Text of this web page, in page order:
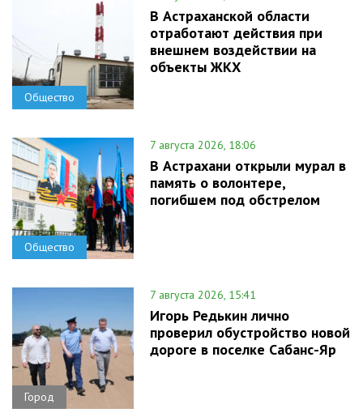
Общество
В Астраханской области
отработают действия при
внешнем воздействии на
объекты ЖКХ
Общество
7 августа 2026, 18:06
В Астрахани открыли мурал в
память о волонтере,
погибшем под обстрелом
Город
7 августа 2026, 15:41
Игорь Редькин лично
проверил обустройство новой
дороге в поселке Сабанс-Яр